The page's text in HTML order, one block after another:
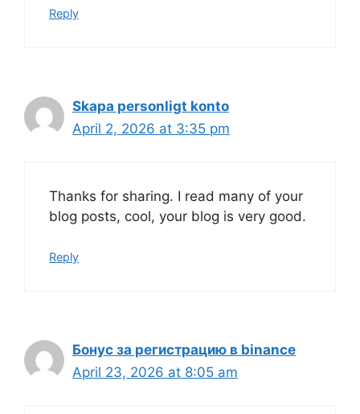
Reply
Skapa personligt konto
April 2, 2026 at 3:35 pm
Thanks for sharing. I read many of your
blog posts, cool, your blog is very good.
Reply
Бонус за регистрацию в binance
April 23, 2026 at 8:05 am